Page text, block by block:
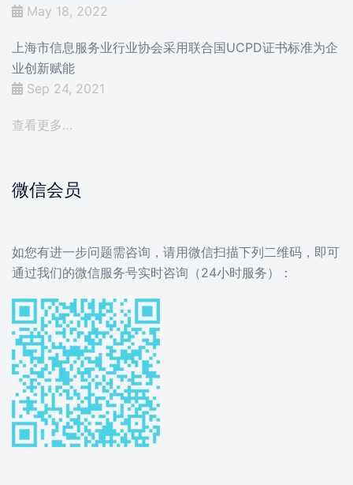
May 18, 2022
上海市信息服务业行业协会采用联合国UCPD证书标准为企
业创新赋能
Sep 24, 2021
查看更多…
微信会员
如您有进一步问题需咨询，请用微信扫描下列二维码，即可
通过我们的微信服务号实时咨询（24小时服务）：